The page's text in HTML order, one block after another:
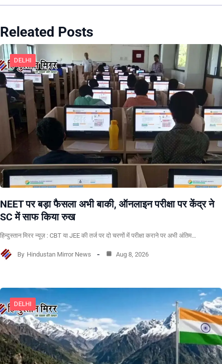
Releated Posts
DELHI
NEET पर बड़ा फैसला अभी बाकी, ऑनलाइन परीक्षा पर केंद्र ने
SC में साफ किया रुख
हिन्दुस्तान मिरर न्यूज़ : CBT या JEE की तर्ज पर दो चरणों में परीक्षा कराने पर अभी अंतिम…
By Hindustan Mirror News Aug 8, 2026
DELHI